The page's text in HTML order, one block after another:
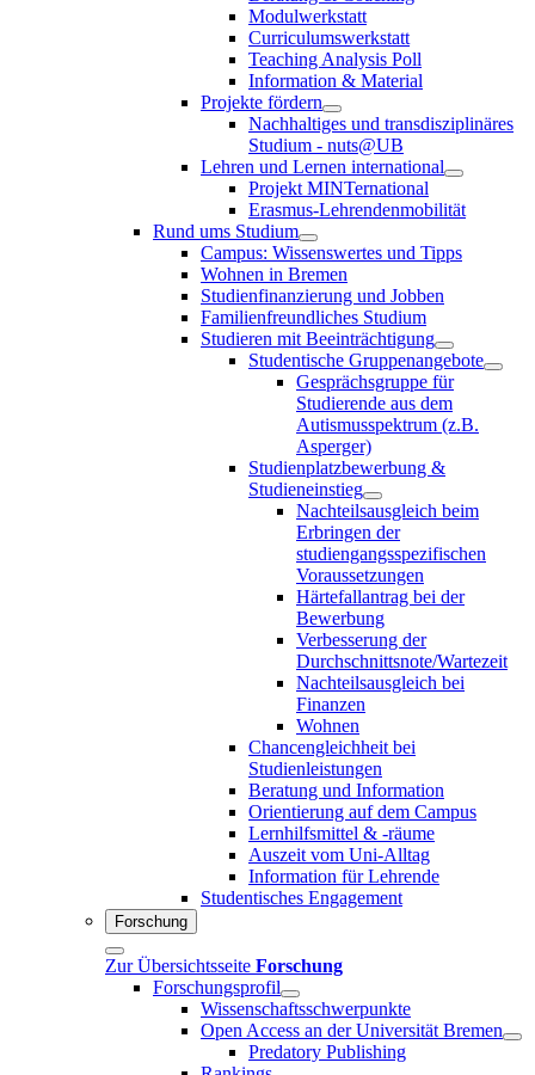
Modulwerkstatt
Curriculumswerkstatt
Teaching Analysis Poll
Information & Material
Projekte fördern
Nachhaltiges und transdisziplinäres
Studium - nuts@UB
Lehren und Lernen international
Projekt MINTernational
Erasmus-Lehrendenmobilität
Rund ums Studium
Campus: Wissenswertes und Tipps
Wohnen in Bremen
Studienfinanzierung und Jobben
Familienfreundliches Studium
Studieren mit Beeinträchtigung
Studentische Gruppenangebote
Gesprächsgruppe für
Studierende aus dem
Autismusspektrum (z.B.
Asperger)
Studienplatzbewerbung &
Studieneinstieg
Nachteilsausgleich beim
Erbringen der
studiengangsspezifischen
Voraussetzungen
Härtefallantrag bei der
Bewerbung
Verbesserung der
Durchschnittsnote/Wartezeit
Nachteilsausgleich bei
Finanzen
Wohnen
Chancengleichheit bei
Studienleistungen
Beratung und Information
Orientierung auf dem Campus
Lernhilfsmittel & -räume
Auszeit vom Uni-Alltag
Information für Lehrende
Studentisches Engagement
Forschung
Zur Übersichtsseite Forschung
Forschungsprofil
Wissenschaftsschwerpunkte
Open Access an der Universität Bremen
Predatory Publishing